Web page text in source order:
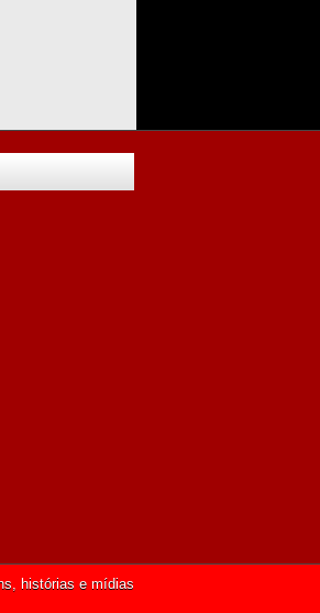
histórias e mídias